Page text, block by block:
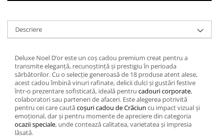
Descriere
Deluxe Noel D’or este un coș cadou premium creat pentru a
transmite eleganță, recunoștință și prestigiu în perioada
sărbătorilor. Cu o selecție generoasă de 18 produse atent alese,
acest cadou îmbină vinuri rafinate, delicii dulci și gustări festive
într-o prezentare sofisticată, ideală pentru cadouri corporate,
colaboratori sau parteneri de afaceri. Este alegerea potrivită
pentru cei care cautăcoșuri cadou de Crăciun cu impact vizual și
emoțional, dar și pentru momente de apreciere din categoria
ocazii speciale, unde contează calitatea, varietatea și impresia
lăsată.